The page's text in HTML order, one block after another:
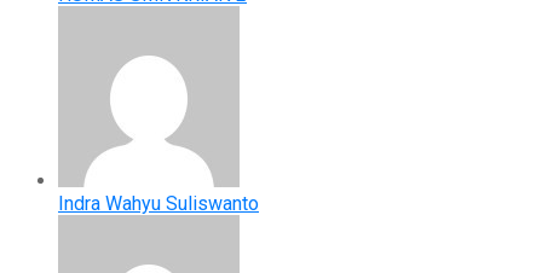
Indra Wahyu Suliswanto